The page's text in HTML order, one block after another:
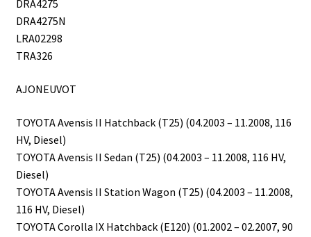
DRA4275
DRA4275N
LRA02298
TRA326
AJONEUVOT
TOYOTA Avensis II Hatchback (T25) (04.2003 – 11.2008, 116
HV, Diesel)
TOYOTA Avensis II Sedan (T25) (04.2003 – 11.2008, 116 HV,
Diesel)
TOYOTA Avensis II Station Wagon (T25) (04.2003 – 11.2008,
116 HV, Diesel)
TOYOTA Corolla IX Hatchback (E120) (01.2002 – 02.2007, 90